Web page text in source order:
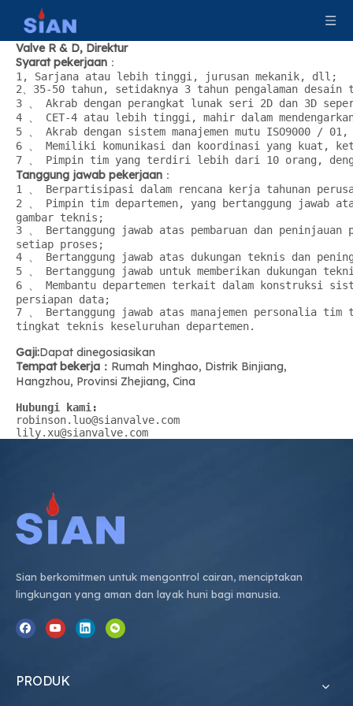
Valve R & D, Direktur
Syarat pekerjaan ：
1, Sarjana atau lebih tinggi, jurusan mekanik, dll;
2、35-50 tahun, setidaknya 3 tahun pengalaman
3 、 Akrab dengan perangkat lunak seri 2D dan 3D
4 、 CET-4 atau lebih tinggi, mahir dalam
5 、 Akrab dengan sistem manajemen mutu ISO9000 /
6 、 Memiliki komunikasi dan koordinasi yang kuat,
7 、 Pimpin tim yang terdiri lebih dari 10 orang, dengan
Tanggung jawab pekerjaan ：
1 、 Berpartisipasi dalam rencana kerja tahunan
2 、 Pimpin tim departemen, yang bertanggung jawab
gambar teknis;
3 、 Bertanggung jawab atas pembaruan dan
setiap proses;
4 、 Bertanggung jawab atas dukungan teknis dan
5 、 Bertanggung jawab untuk memberikan dukungan
6 、 Membantu departemen terkait dalam konstruksi
persiapan data;
7 、 Bertanggung jawab atas manajemen personalia tim
tingkat teknis keseluruhan departemen.
Gaji:Dapat dinegosiasikan
Tempat bekerja ： Rumah Minghao, Distrik Binjiang,
Hangzhou, Provinsi Zhejiang, Cina
Hubungi kami:
robinson.luo@sianvalve.com
lily.xu@sianvalve.com
Sian berkomitmen untuk mengontrol cairan, menciptakan
lingkungan yang aman dan layak huni bagi manusia.
PRODUK